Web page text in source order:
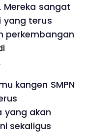
Mereka sangat
yang terus
perkembangan
kangen SMPN
yang akan
sekaligus